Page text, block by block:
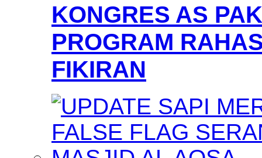
KONGRES AS
PROGRAM
FIKIRAN